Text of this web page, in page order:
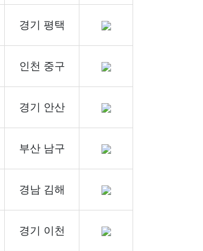
경기 평택
인천 중구
경기 안산
부산 남구
경남 김해
경기 이천